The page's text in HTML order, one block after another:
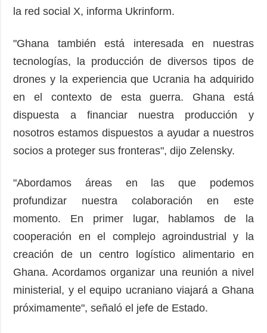
la red social X, informa Ukrinform.
"Ghana también está interesada en nuestras
tecnologías, la producción de diversos tipos de
drones y la experiencia que Ucrania ha adquirido
en el contexto de esta guerra. Ghana está
dispuesta a financiar nuestra producción y
nosotros estamos dispuestos a ayudar a nuestros
socios a proteger sus fronteras", dijo Zelensky.
"Abordamos áreas en las que podemos
profundizar nuestra colaboración en este
momento. En primer lugar, hablamos de la
cooperación en el complejo agroindustrial y la
creación de un centro logístico alimentario en
Ghana. Acordamos organizar una reunión a nivel
ministerial, y el equipo ucraniano viajará a Ghana
próximamente", señaló el jefe de Estado.